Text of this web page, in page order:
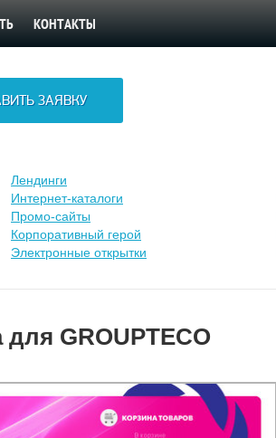
КОНТАКТЫ
ЗАЯВКУ
Лендинги
Интернет-каталоги
Промо-сайты
Корпоративный герой
Электронные открытки
для GROUPTECO